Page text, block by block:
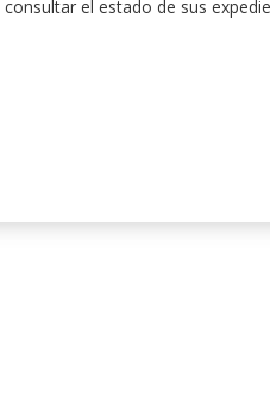
el estado de sus